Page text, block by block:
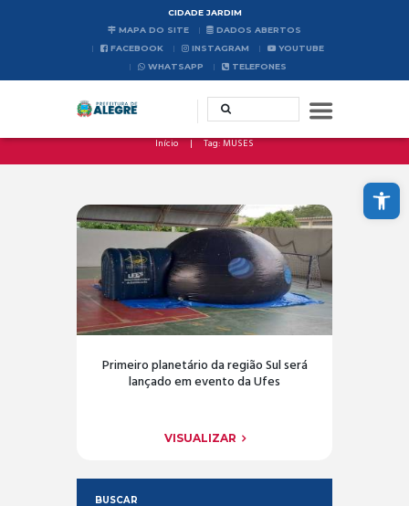
Abrir a barra de ferramentas
CIDADE JARDIM
MAPA DO SITE
DADOS ABERTOS
FACEBOOK
INSTAGRAM
YOUTUBE
WHATSAPP
TELEFONES
Início Tag: MUSES
Primeiro planetário da região Sul será
lançado em evento da Ufes
VISUALIZAR
BUSCAR